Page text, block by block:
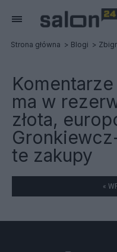
Strona główna Blogi
ma w
złota,
te zakupy
«